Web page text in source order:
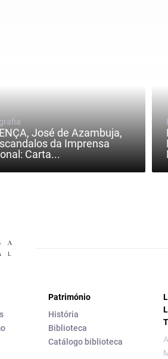
José de Azambuja,
da Imprensa
Carta...
Património
História
Biblioteca
Catálogo biblioteca